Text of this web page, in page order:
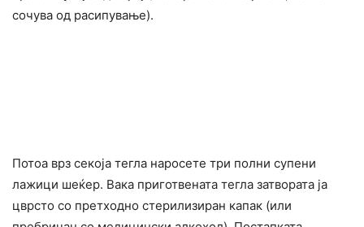
сочува од расипување).
Потоа врз секоја тегла наросете три полни супени
лажици шеќер. Вака приготвената тегла затвората ја
цврсто со претходно стерилизиран капак (или